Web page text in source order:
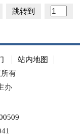
跳转到
站内地图
有
办